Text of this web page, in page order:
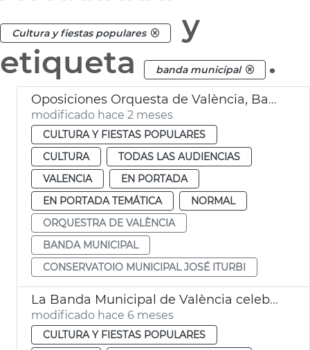
Cultura y fiestas populares
y
etiqueta
banda municipal .
Oposiciones Orquesta de València, Banda Municipal y Conservatorio Municipal José Iturbi
modificado hace 2 meses
CULTURA Y FIESTAS POPULARES
CULTURA
TODAS LAS AUDIENCIAS
VALENCIA
EN PORTADA
EN PORTADA TEMÁTICA
NORMAL
ORQUESTRA DE VALÈNCIA
BANDA MUNICIPAL
CONSERVATOIO MUNICIPAL JOSÉ ITURBI
La Banda Municipal de València celebrará el cumpleaños de la construcción del Micalet
modificado hace 6 meses
CULTURA Y FIESTAS POPULARES